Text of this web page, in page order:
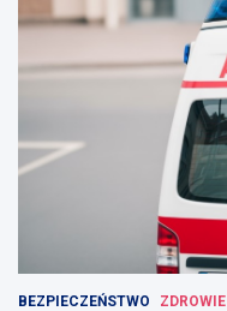
BEZPIECZEŃSTWO ZDROWIE